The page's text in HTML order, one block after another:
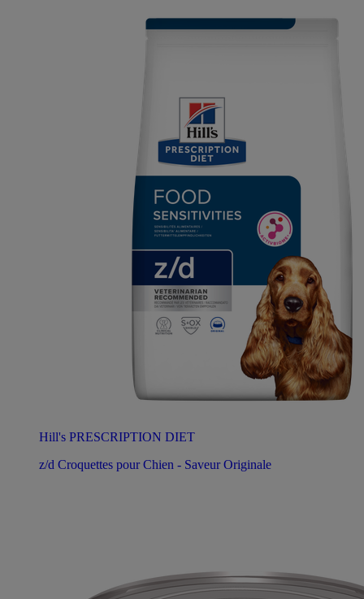
Hill's PRESCRIPTION DIET
z/d Croquettes pour Chien - Saveur Originale